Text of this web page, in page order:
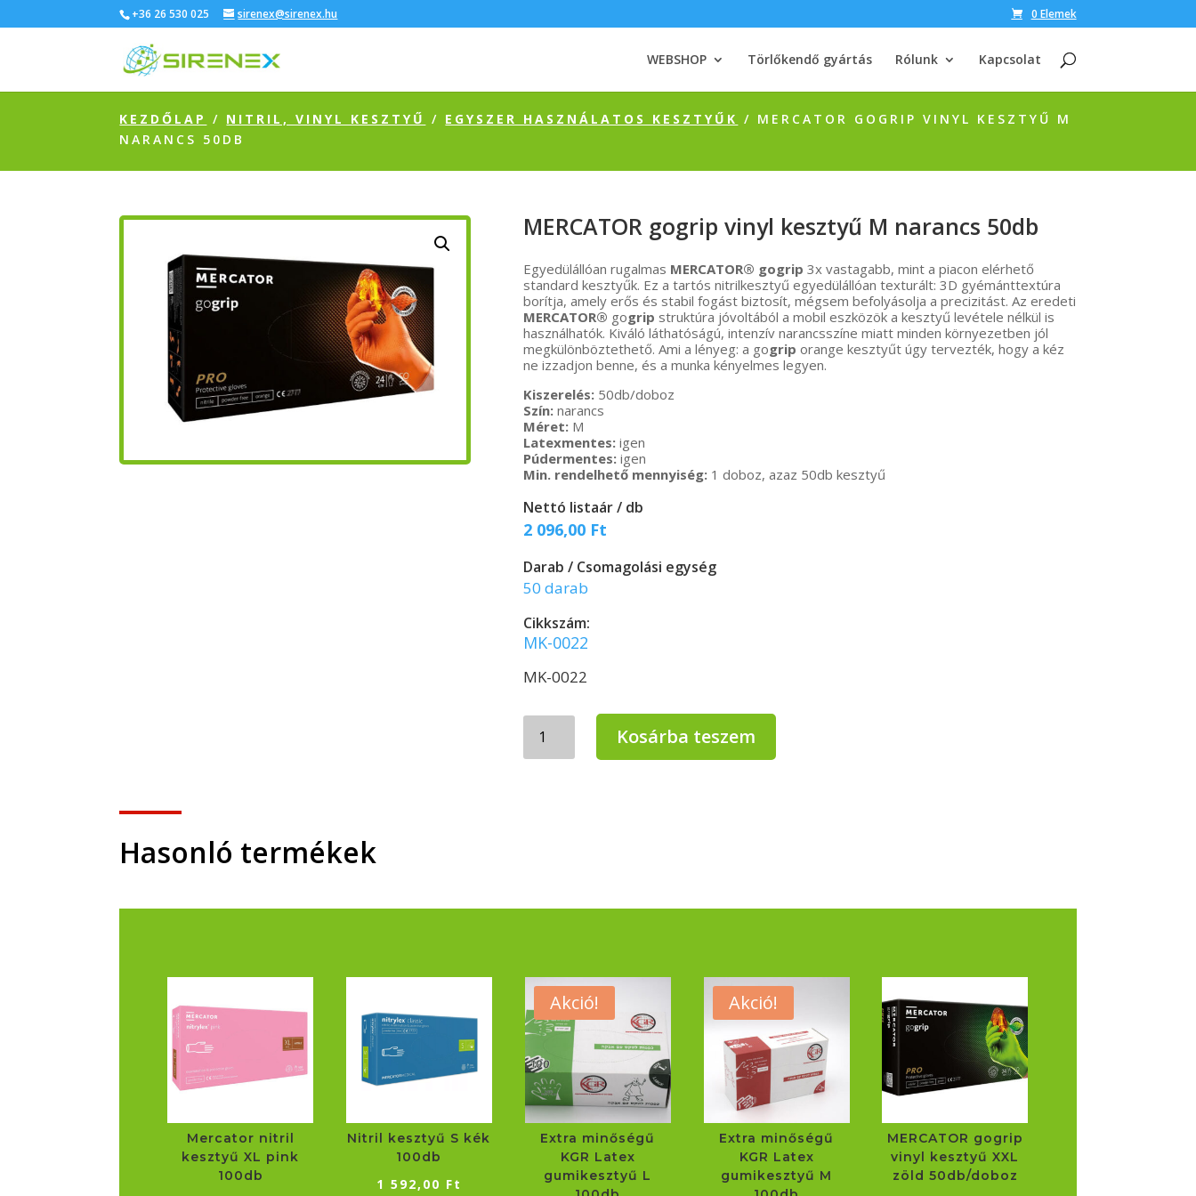
+36 26 530 025 sirenex@sirenex.hu 0 Elemek
WEBSHOP Törlőkendő gyártás Rólunk Kapcsolat
KEZDŐLAP / NITRIL, VINYL KESZTYŰ / EGYSZER HASZNÁLATOS KESZTYŰK / MERCATOR GOGRIP VINYL KESZTYŰ M
NARANCS 50DB
MERCATOR gogrip vinyl kesztyű M narancs 50db
Egyedülállóan rugalmas MERCATOR® gogrip 3x vastagabb, mint a piacon elérhető
standard kesztyűk. Ez a tartós nitrilkesztyű egyedülállóan texturált: 3D gyémánttextúra
borítja, amely erős és stabil fogást biztosít, mégsem befolyásolja a precizitást. Az eredeti
MERCATOR® gogrip struktúra jóvoltából a mobil eszközök a kesztyű levétele nélkül is
használhatók. Kiváló láthatóságú, intenzív narancsszíne miatt minden környezetben jól
megkülönböztethető. Ami a lényeg: a gogrip orange kesztyűt úgy tervezték, hogy a kéz
ne izzadjon benne, és a munka kényelmes legyen.
Kiszerelés: 50db/doboz
Szín: narancs
Méret: M
Latexmentes: igen
Púdermentes: igen
Min. rendelhető mennyiség: 1 doboz, azaz 50db kesztyű
Nettó listaár / db
2 096,00 Ft
Darab / Csomagolási egység
50 darab
Cikkszám:
MK-0022
MK-0022
MERCATOR
gogrip
vinyl
Kosárba teszem
Hasonló termékek
Mercator nitril
kesztyű XL pink
100db
Nitril kesztyű S kék
100db
1 592,00 Ft
Akció!
Extra minőségű
KGR Latex
gumikesztyű L
Akció!
Extra minőségű
KGR Latex
gumikesztyű M
MERCATOR gogrip
vinyl kesztyű XXL
zöld 50db/doboz